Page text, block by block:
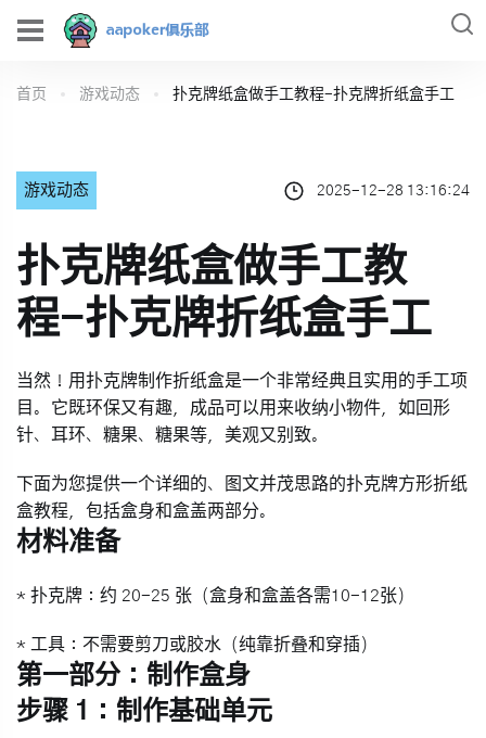
首页 游戏动态 扑克牌纸盒做手工教程-扑克牌折纸盒手工
游戏动态 2025-12-28 13:16:24
扑克牌纸盒做手工教
程-扑克牌折纸盒手工
当然！用扑克牌制作折纸盒是一个非常经典且实用的手工项
目。它既环保又有趣，成品可以用来收纳小物件，如回形
针、耳环、糖果、糖果等，美观又别致。
下面为您提供一个详细的、图文并茂思路的扑克牌方形折纸
盒教程 ，包括盒身和盒盖两部分。
材料准备
* 扑克牌 ：约 20-25 张（盒身和盒盖各需10-12张）
* 工具 ：不需要剪刀或胶水（纯靠折叠和穿插）
第一部分：制作盒身
步骤 1：制作基础单元